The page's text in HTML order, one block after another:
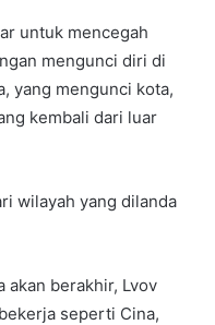
untuk mencegah
mengunci diri di
yang mengunci kota,
kembali dari luar
wilayah yang dilanda
akan berakhir, Lvov
seperti Cina,